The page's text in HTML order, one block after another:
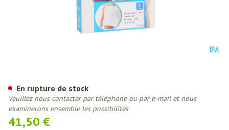
41,50 €
En rupture de stock
Veuillez nous contacter par téléphone ou par e-mail et nous
examinerons ensemble les possibilités.